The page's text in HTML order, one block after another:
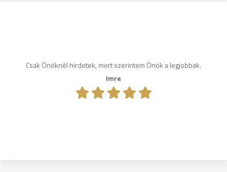
Csak Önöknél hirdetek, mert szerintem Önök a legjobbak.
Imre